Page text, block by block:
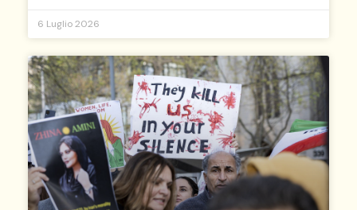
6 Luglio 2026